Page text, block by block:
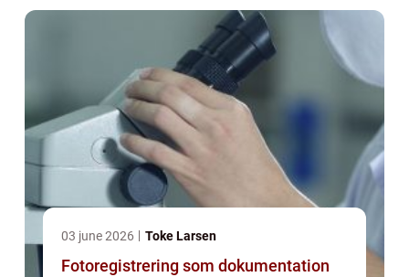
03 june 2026 Toke Larsen
Fotoregistrering som dokumentation